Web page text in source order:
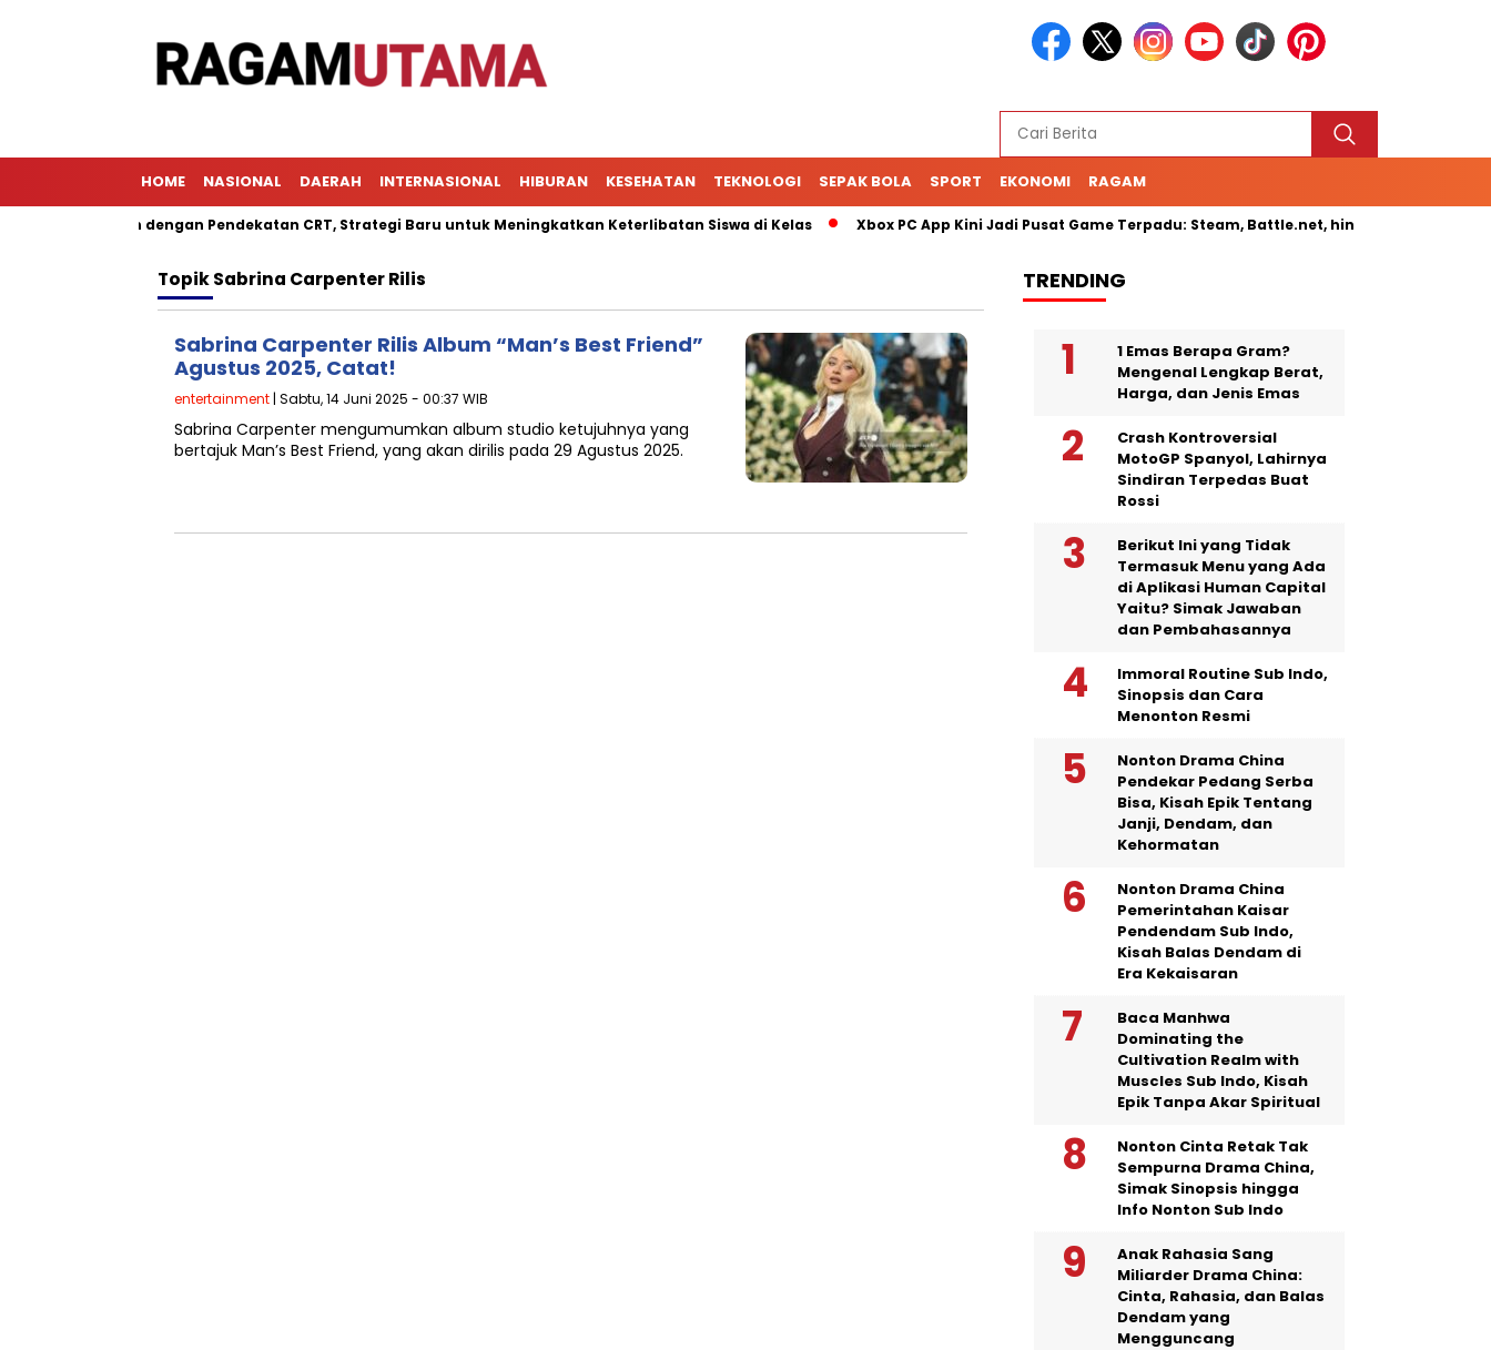
HOME NASIONAL DAERAH INTERNASIONAL HIBURAN KESEHATAN TEKNOLOGI SEPAK BOLA SPORT EKONOMI RAGAM
Pembelajaran dengan Pendekatan CRT, Strategi Baru untuk Meningkatkan Keterlibatan Siswa di Kelas Xbox PC App Kini Jadi Pusat Game Terpadu: Steam, Battle.net, hingga Cloud Gaming
TopikSabrina Carpenter Rilis
Sabrina Carpenter Rilis Album “Man’s Best Friend”
Agustus 2025, Catat!
entertainment | Sabtu, 14 Juni 2025 - 00:37 WIB
Sabrina Carpenter mengumumkan album studio ketujuhnya yang
bertajuk Man’s Best Friend, yang akan dirilis pada 29 Agustus 2025.
TRENDING
1 Emas Berapa Gram?
Mengenal Lengkap Berat,
Harga, dan Jenis Emas
Crash Kontroversial
MotoGP Spanyol, Lahirnya
Sindiran Terpedas Buat
Rossi
Berikut Ini yang Tidak
Termasuk Menu yang Ada
di Aplikasi Human Capital
Yaitu? Simak Jawaban
dan Pembahasannya
Immoral Routine Sub Indo,
Sinopsis dan Cara
Menonton Resmi
Nonton Drama China
Pendekar Pedang Serba
Bisa, Kisah Epik Tentang
Janji, Dendam, dan
Kehormatan
Nonton Drama China
Pemerintahan Kaisar
Pendendam Sub Indo,
Kisah Balas Dendam di
Era Kekaisaran
Baca Manhwa
Dominating the
Cultivation Realm with
Muscles Sub Indo, Kisah
Epik Tanpa Akar Spiritual
Nonton Cinta Retak Tak
Sempurna Drama China,
Simak Sinopsis hingga
Info Nonton Sub Indo
Anak Rahasia Sang
Miliarder Drama China:
Cinta, Rahasia, dan Balas
Dendam yang
Mengguncang